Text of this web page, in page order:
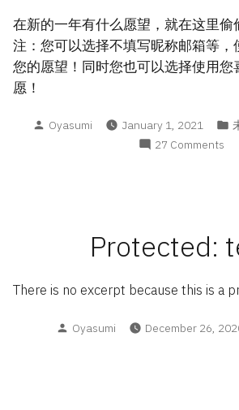
在新的一年有什么愿望，就在这里偷
注：您可以选择不填写昵称邮箱等，
您的愿望！同时您也可以选择使用您
愿！
Posted
Oyasumi January 1, 2021
27 Comments
Protected:
There is no excerpt because this is a
Posted
Oyasumi December 26,